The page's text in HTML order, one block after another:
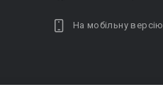
На мобільну версію